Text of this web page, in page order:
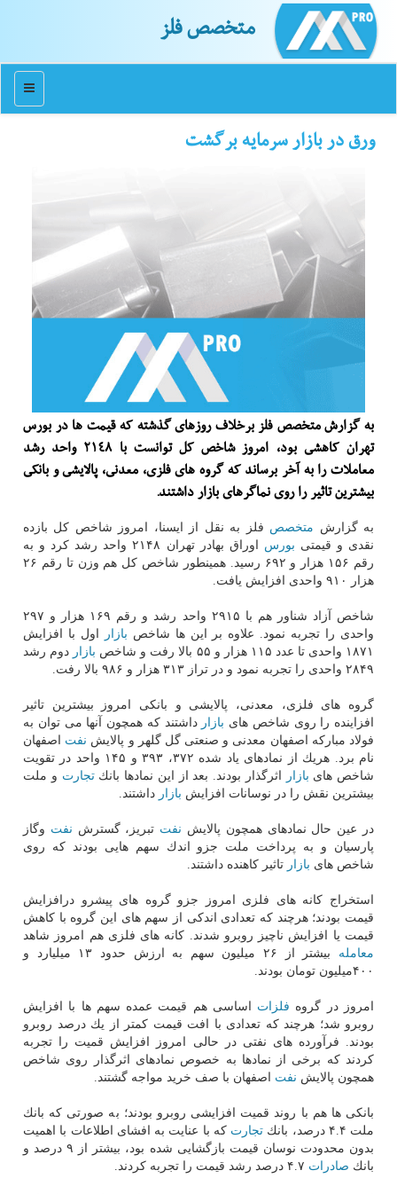
متخصص فلز
منو
ورق در بازار سرمایه برگشت
به گزارش متخصص فلز برخلاف روزهای گذشته كه قیمت ها در بورس
تهران كاهشی بود، امروز شاخص كل توانست با ۲۱۴۸ واحد رشد
معاملات را به آخر برساند كه گروه های فلزی، معدنی، پالایشی و بانكی
بیشترین تاثیر را روی نماگرهای بازار داشتند.
به گزارش متخصص فلز به نقل از ایسنا، امروز شاخص كل بازده
نقدی و قیمتی بورس
اوراق بهادر تهران ۲۱۴۸ واحد رشد كرد و به
رقم ۱۵۶ هزار و ۶۹۲ رسید. همینطور شاخص كل هم وزن تا رقم ۲۶
هزار ۹۱۰ واحدی افزایش یافت.
شاخص آزاد شناور هم با ۲۹۱۵ واحد رشد و رقم ۱۶۹ هزار و ۲۹۷
واحدی را تجربه نمود. علاوه بر این ها شاخص بازار
اول با افزایش
۱۸۷۱ واحدی تا عدد ۱۱۵ هزار و ۵۵ بالا رفت و شاخص
بازار دوم رشد
۲۸۴۹ واحدی را تجربه نمود و در تراز ۳۱۳ هزار و ۹۸۶ بالا رفت.
گروه های فلزی، معدنی، پالایشی و بانكی امروز بیشترین تاثیر
افزاینده را روی شاخص های بازار داشتند كه همچون آنها می توان به
فولاد مباركه اصفهان معدنی و صنعتی گل گلهر و پالایش نفت اصفهان
نام برد. هریك از نمادهای یاد شده ۳۷۲، ۳۹۳ و ۱۴۵ واحد در تقویت
شاخص های بازار اثرگذار بودند. بعد از این نمادها بانكتجارت و ملت
بیشترین نقش را در نوسانات افزایش بازار داشتند.
در عین حال نمادهای همچون پالایش نفت تبریز، گسترش نفت وگاز
پارسیان و به پرداخت ملت جزو اندك سهم هایی بودند كه روی
شاخص های بازار تاثیر كاهنده داشتند.
استخراج كانه های فلزی امروز جزو گروه های پیشرو درافزایش
قیمت بودند؛ هرچند كه تعدادی اندكی از سهم های این گروه با كاهش
قیمت یا افزایش ناچیز روبرو شدند. كانه های فلزی هم امروز شاهد
معامله
بیشتر از ۲۶ میلیون سهم به ارزش حدود ۱۳ میلیارد و
۴۰۰میلیون تومان بودند.
امروز در گروه فلزات اساسی هم قیمت عمده سهم ها با افزایش
روبرو شد؛ هرچند كه تعدادی با افت قیمت كمتر از یك درصد روبرو
بودند. فرآورده های نفتی در حالی امروز افزایش قمیت را تجربه
كردند كه برخی از نمادها به خصوص نمادهای اثرگذار روی شاخص
همچون پالایش نفت اصفهان با صف خرید مواجه گشتند.
بانكی ها هم با روند قمیت افزایشی روبرو بودند؛ به صورتی كه بانك
ملت ۴.۴ درصد، بانك
تجارت كه با عنایت به افشای اطلاعات با اهمیت
بدون محدودت نوسان قیمت بازگشایی شده بود، بیشتر از ۹ درصد و
بانك صادرات